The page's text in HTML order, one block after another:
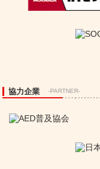
協力企業 -PARTNER-